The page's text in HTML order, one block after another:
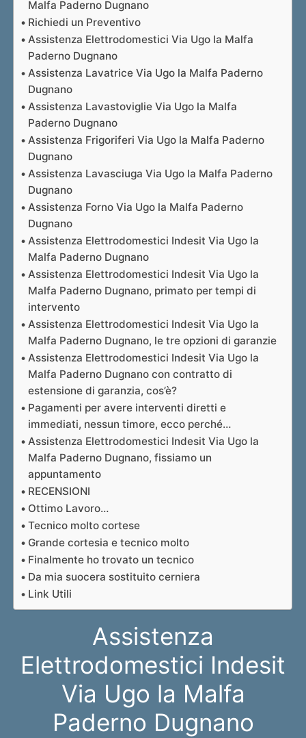
Malfa Paderno Dugnano
Richiedi un Preventivo
Assistenza Elettrodomestici Via Ugo la Malfa
Paderno Dugnano
Assistenza Lavatrice Via Ugo la Malfa Paderno
Dugnano
Assistenza Lavastoviglie Via Ugo la Malfa
Paderno Dugnano
Assistenza Frigoriferi Via Ugo la Malfa Paderno
Dugnano
Assistenza Lavasciuga Via Ugo la Malfa Paderno
Dugnano
Assistenza Forno Via Ugo la Malfa Paderno
Dugnano
Assistenza Elettrodomestici Indesit Via Ugo la
Malfa Paderno Dugnano
Assistenza Elettrodomestici Indesit Via Ugo la
Malfa Paderno Dugnano, primato per tempi di
intervento
Assistenza Elettrodomestici Indesit Via Ugo la
Malfa Paderno Dugnano, le tre opzioni di garanzie
Assistenza Elettrodomestici Indesit Via Ugo la
Malfa Paderno Dugnano con contratto di
estensione di garanzia, cos’è?
Pagamenti per avere interventi diretti e
immediati, nessun timore, ecco perché…
Assistenza Elettrodomestici Indesit Via Ugo la
Malfa Paderno Dugnano, fissiamo un
appuntamento
RECENSIONI
Ottimo Lavoro…
Tecnico molto cortese
Grande cortesia e tecnico molto
Finalmente ho trovato un tecnico
Da mia suocera sostituito cerniera
Link Utili
Assistenza
Elettrodomestici Indesit
Via Ugo la Malfa
Paderno Dugnano